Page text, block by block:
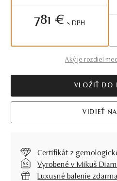
781 € S DPH
Aký je rozdiel
VLOŽIŤ DO
VIDIEŤ
Certifikát z
Vyrobené v Mikuš
Luxusné balenie zdarma